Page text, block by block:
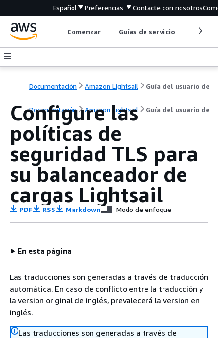
Español Preferencias Contacte con nosotros
Comenzar Guías de servicio
Documentación Amazon Lightsail Guía del usuario de
Documentación Amazon Lightsail Guía del usuario de
Configure las
políticas de
seguridad TLS para
su balanceador de
cargas Lightsail
PDF RSS Markdown Modo de enfoque
En esta página
Las traducciones son generadas a través de traducción
automática. En caso de conflicto entre la traducción y
la version original de inglés, prevalecerá la version en
inglés.
Las traducciones son generadas a través de